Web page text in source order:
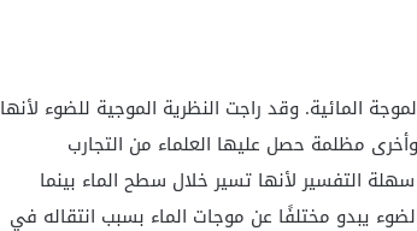
كما تنتقل الموجة المائية. وقد راجت النظرية الموجية للضوء لأنها
مظلمة حصل عليها العلماء من التجارب
التفسير لأنها تسير خلال سطح الماء بينما
يتحرك إلى أعلى وأسفل. وبالنسبة لعلماء القرن 19 كان الضوء يبدو مختلفًا عن موجات الماء بسبب انتقاله في